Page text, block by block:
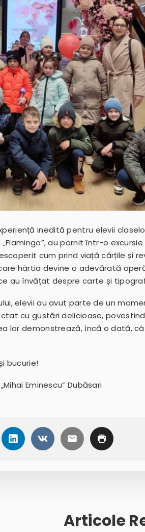
inedită pentru elevii claselor
au pornit într-o
cum prind viață cărțile și
hârtia devine o adevărată
au învățat despre carte și
elevii au avut parte de un
cu gustări delicioase,
lor demonstrează, încă o dată,
bucurie!
Eminescu” Dubăsari
Articole